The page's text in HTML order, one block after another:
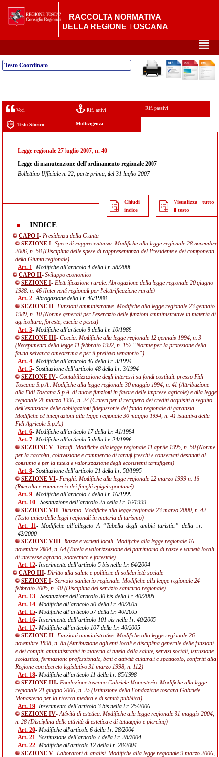
RACCOLTA NORMATIVA
DELLA REGIONE TOSCANA
²
Testo Coordinato
Voci Rif. attivi Rif. passivi
Testo Storico Multivigenza
Legge regionale 27 luglio 2007, n. 40
Legge di manutenzione dell’ordinamento regionale 2007
Bollettino Ufficiale n. 22, parte prima, del 31 luglio 2007
Chiudi
indice
Visualizza tutto
il testo
INDICE
CAPO I- Presidenza della Giunta
SEZIONE I- Spese di rappresentanza. Modifiche alla legge regionale 28 novembre
2006, n. 58 (Disciplina delle spese di rappresentanza del Presidente e dei componenti
della Giunta regionale)
Art. 1- Modifiche all’articolo 4 della l.r. 58/2006
CAPO II- Sviluppo economico
SEZIONE I- Elettrificazione rurale. Abrogazione della legge regionale 20 giugno
1988, n. 46 (Interventi regionali per l'elettrificazione rurale)
Art. 2- Abrogazione della l.r. 46/1988
SEZIONE II- Funzioni amministrative. Modifiche alla legge regionale 23 gennaio
1989, n. 10 (Norme generali per l'esercizio delle funzioni amministrative in materia di
agricoltura, foreste, caccia e pesca)
Art. 3- Modifiche all’articolo 8 della l.r. 10/1989
SEZIONE III- Caccia. Modifiche alla legge regionale 12 gennaio 1994, n. 3
(Recepimento della legge 11 febbraio 1992, n. 157 “Norme per la protezione della
fauna selvatica omeoterma e per il prelievo venatorio”)
Art. 4- Modifiche all’articolo 46 della l.r. 3/1994
Art. 5- Sostituzione dell’articolo 48 della l.r. 3/1994
SEZIONE IV- Contabilizzazione degli interessi su fondi costituiti presso Fidi
Toscana S.p.A.. Modifiche alla legge regionale 30 maggio 1994, n. 41 (Attribuzione
alla Fidi Toscana S.p.A. di nuove funzioni in favore delle imprese agricole) e alla legge
regionale 28 marzo 1996, n. 24 (Criteri per il recupero dei crediti acquisiti a seguito
dell’estinzione delle obbligazioni fidejussorie del fondo regionale di garanzia.
Modifiche ed integrazioni alla legge regionale 30 maggio 1994, n. 41 istitutiva della
Fidi Agricola S.p.A.)
Art. 6- Modifiche all’articolo 17 della l.r. 41/1994
Art. 7- Modifiche all’articolo 5 della l.r. 24/1996
SEZIONE V- Tartufi. Modifiche alla legge regionale 11 aprile 1995, n. 50 (Norme
per la raccolta, coltivazione e commercio di tartufi freschi e conservati destinati al
consumo e per la tutela e valorizzazione degli ecosistemi tartufigeni)
Art. 8- Sostituzione dell’articolo 21 della l.r. 50/1995
SEZIONE VI- Funghi. Modifiche alla legge regionale 22 marzo 1999 n. 16
(Raccolta e commercio dei funghi epigei spontanei)
Art. 9- Modifiche all’articolo 7 della l.r. 16/1999
Art. 10 - Sostituzione dell’articolo 25 della l.r. 16/1999
SEZIONE VII- Turismo. Modifiche alla legge regionale 23 marzo 2000, n. 42
(Testo unico delle leggi regionali in materia di turismo)
Art. 11- Modifiche all’allegato A “Tabella degli ambiti turistici” della l.r.
42/2000
SEZIONE VIII- Razze e varietà locali. Modifiche alla legge regionale 16
novembre 2004, n. 64 (Tutela e valorizzazione del patrimonio di razze e varietà locali
di interesse agrario, zootecnico e forestale)
Art. 12- Inserimento dell’articolo 5 bis nella l.r. 64/2004
CAPO III- Diritto alla salute e politiche di solidarietà sociale
SEZIONE I- Servizio sanitario regionale. Modifiche alla legge regionale 24
febbraio 2005, n. 40 (Disciplina del servizio sanitario regionale)
Art. 13 - Sostituzione dell’articolo 30 bis della l.r. 40/2005
Art. 14- Modifiche all’articolo 50 della l.r. 40/2005
Art. 15- Modifiche all’articolo 57 della l.r. 40/2005
Art. 16- Inserimento dell’articolo 101 bis nella l.r. 40/2005
Art. 17- Modifiche all’articolo 107 della l.r. 40/2005
SEZIONE II- Funzioni amministrative. Modifiche alla legge regionale 26
novembre 1998, n. 85 (Attribuzione agli enti locali e disciplina generale delle funzioni
e dei compiti amministrativi in materia di tutela della salute, servizi sociali, istruzione
scolastica, formazione professionale, beni e attività culturali e spettacolo, conferiti alla
Regione con decreto legislativo 31 marzo 1998, n. 112)
Art. 18- Modifiche all’articolo 11 della l.r. 85/1998
SEZIONE III- Fondazione toscana Gabriele Monasterio. Modifiche alla legge
regionale 21 giugno 2006, n. 25 (Istituzione della Fondazione toscana Gabriele
Monasterio per la ricerca medica e di sanità pubblica)
Art. 19- Inserimento dell’articolo 3 bis nella l.r. 25/2006
SEZIONE IV- Attività di estetica. Modifiche alla legge regionale 31 maggio 2004,
n. 28 (Disciplina delle attività di estetica e di tatuaggio e piercing)
Art. 20- Modifiche all'articolo 6 della l.r. 28/2004
Art. 21- Sostituzione dell'articolo 7 della l.r. 28/2004
Art. 22- Modifiche all'articolo 12 della l.r. 28/2004
SEZIONE V- Laboratori di analisi. Modifiche alla legge regionale 9 marzo 2006,